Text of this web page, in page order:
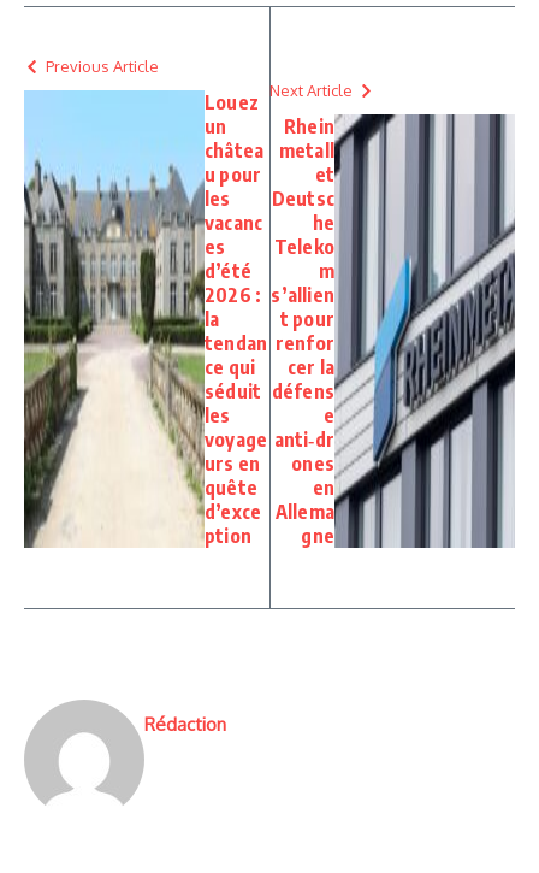
Previous Article
Louez
un
châtea
u pour
les
vacanc
es
d’été
2026 :
la
tendan
ce qui
séduit
les
voyage
urs en
quête
d’exce
ption
Next Article
Rhein
metall
et
Deutsc
he
Teleko
m
s’allien
t pour
renfor
cer la
défens
e
anti‑dr
ones
en
Allema
gne
Rédaction